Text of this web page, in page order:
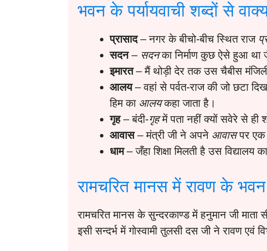
भवन के पर्यायवाची शब्दों से
प्रासाद– नगर के बीचो-बीच स्थित राज
सदन – सदनका निर्माण कुछ ऐसे हुआ
इमारत– मैं थोड़ी देर तक उस चैबीस
आलय– वहां से पर्वत-राज की जो छटा
हिम का आलयकहा जाता है।
गृह– बंदी-गृहमें पता नहीं क्यों सवेरे से ही
आवास– मंत्री जी ने अपने आवासपर एक
धाम– जँहा शिक्षा मिलती है उस विद्यालय
रामचरित मानस में रावण के भवन
रामचरित मानस के सुन्दरकाण्ड में हनुमान जी माता
इसी सन्दर्भ में गोस्वामी तुलसी दस जी ने रावण एवं